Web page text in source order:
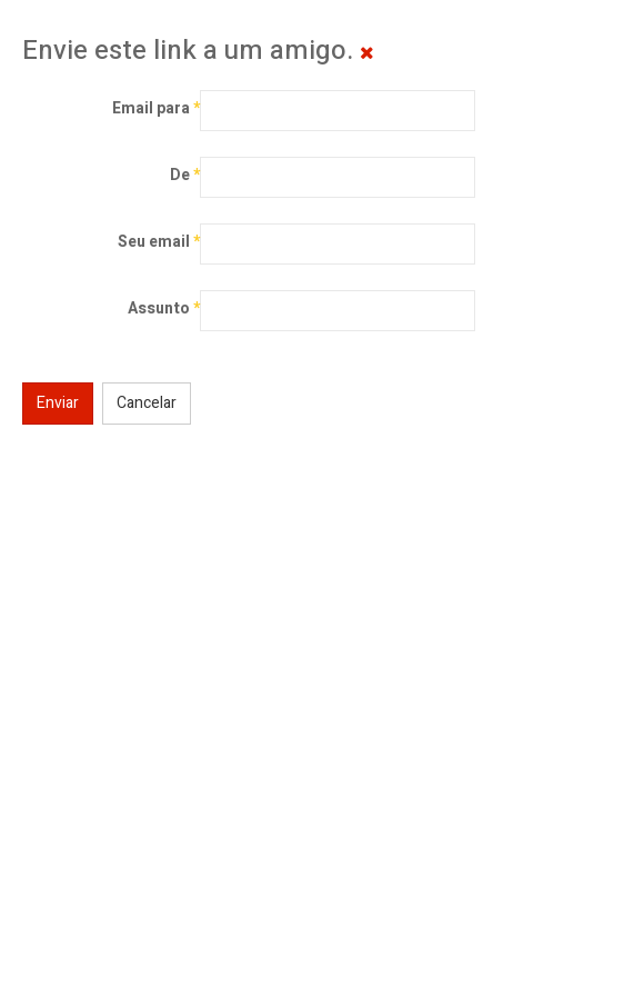
Envie este link a um amigo.
Email para*
De*
Seu email*
Assunto*
Enviar Cancelar